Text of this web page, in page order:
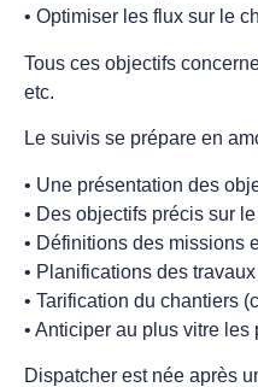
• Optimiser les flux sur le
Tous ces objectifs
etc.
Le suivis se prépare en
• Une présentation des
• Des objectifs précis sur
• Définitions des missions
• Planifications des
• Tarification du chantiers
• Anticiper au plus vitre
Dispatcher est née après